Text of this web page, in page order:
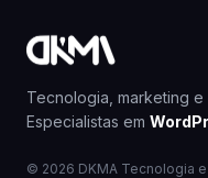
Tecnologia, marketing
Especialistas em
© 2026 DKMA Tecnologia